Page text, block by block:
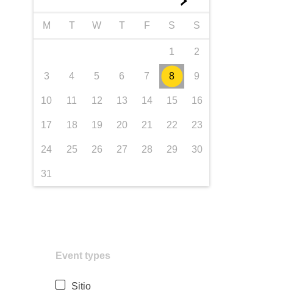
M T W T F S S
1 2
3 4 5 6 7 8 9
10 11 12 13 14 15 16
17 18 19 20 21 22 23
24 25 26 27 28 29 30
31
Event types
Sitio